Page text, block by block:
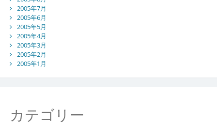
2005年7月
2005年6月
2005年5月
2005年4月
2005年3月
2005年2月
2005年1月
カテゴリー